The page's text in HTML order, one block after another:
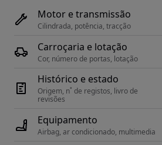
Motor e transmissão
Cilindrada, potência, tracção
Carroçaria e lotação
Cor, número de portas, lotação
Histórico e estado
Origem, n˚ de registos, livro de
revisões
Equipamento
Airbag, ar condicionado, multimedia